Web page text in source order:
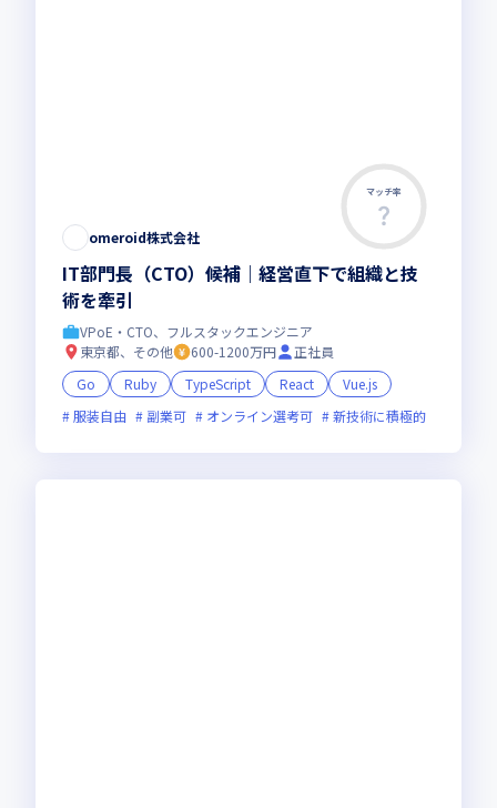
マッチ率
omeroid株式会社
IT部門長（CTO）候補｜経営直下で組織と技
術を牽引
VPoE・CTO、フルスタックエンジニア
東京都、その他
600-1200万円
正社員
Go
Ruby TypeScript React
Vue.js
服装自由
副業可 オンライン選考可 新技術に積極的